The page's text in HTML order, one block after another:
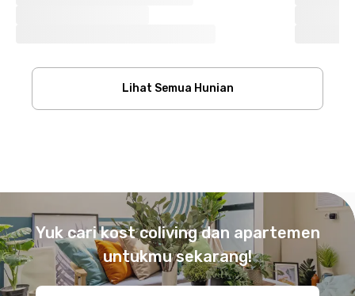
Lihat Semua Hunian
Yuk cari kost coliving dan apartemen
untukmu sekarang!